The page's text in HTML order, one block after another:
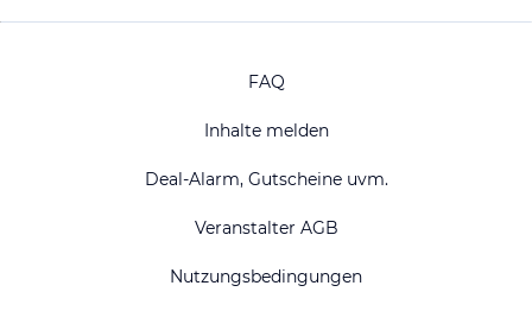
FAQ
Inhalte melden
Deal-Alarm, Gutscheine uvm.
Veranstalter AGB
Nutzungsbedingungen